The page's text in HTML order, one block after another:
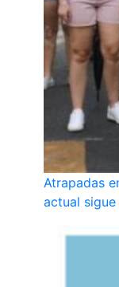
Atrapadas
actual